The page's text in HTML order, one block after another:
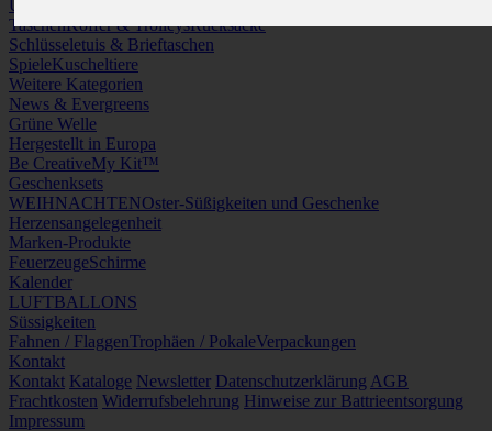
Uhren
TaschenKoffer & TrolleysRucksäcke
Schlüsseletuis & Brieftaschen
SpieleKuscheltiere
Weitere Kategorien
News & Evergreens
Grüne Welle
Hergestellt in Europa
Be CreativeMy Kit™
Geschenksets
WEIHNACHTENOster-Süßigkeiten und Geschenke
Herzensangelegenheit
Marken-Produkte
FeuerzeugeSchirme
Kalender
LUFTBALLONS
Süssigkeiten
Fahnen / FlaggenTrophäen / PokaleVerpackungen
Kontakt
Kontakt Kataloge Newsletter Datenschutzerklärung AGB
Frachtkosten Widerrufsbelehrung Hinweise zur Battrieentsorgung
Impressum